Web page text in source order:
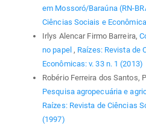
em Mossoró/Baraúna (RN-
Ciências Sociais e
Irlys Alencar Firmo Barreira,
no papel , Raízes: Revista de
Econômicas: v. 33 n. 1 (2013)
Robério Ferreira dos Santos,
Pesquisa agropecuária e
Raízes: Revista de Ciências
(1997)